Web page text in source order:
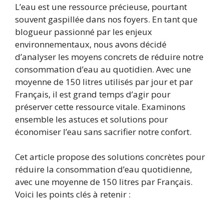
L’eau est une ressource précieuse, pourtant
souvent gaspillée dans nos foyers. En tant que
blogueur passionné par les enjeux
environnementaux, nous avons décidé
d’analyser les moyens concrets de réduire notre
consommation d’eau au quotidien. Avec une
moyenne de 150 litres utilisés par jour et par
Français, il est grand temps d’agir pour
préserver cette ressource vitale. Examinons
ensemble les astuces et solutions pour
économiser l’eau sans sacrifier notre confort.
Cet article propose des solutions concrètes pour
réduire la consommation d’eau quotidienne,
avec une moyenne de 150 litres par Français.
Voici les points clés à retenir :